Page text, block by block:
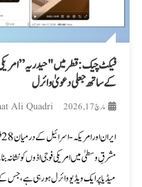
فیکٹ چیک: قطر میں "حیدریہ”
کے ساتھ جعلی دعویٰ وائرل
مارچ 17, 2026 Ali Quadri
مشرقِ وسطیٰ میں امریکی فوجی اڈوں کو
میڈیا پر ایک ویڈیو وائرل ہو رہی ہے، جس